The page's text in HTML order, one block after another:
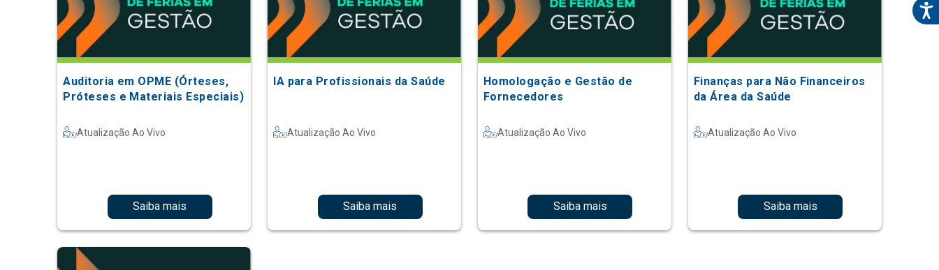
Auditoria em OPME (Órteses,
Próteses e Materiais Especiais)
Atualização Ao Vivo
Saiba mais
IA para Profissionais da Saúde
Atualização Ao Vivo
Saiba mais
Homologação e Gestão de
Fornecedores
Atualização Ao Vivo
Saiba mais
Finanças para Não Financeiros
da Área da Saúde
Atualização Ao Vivo
Saiba mais